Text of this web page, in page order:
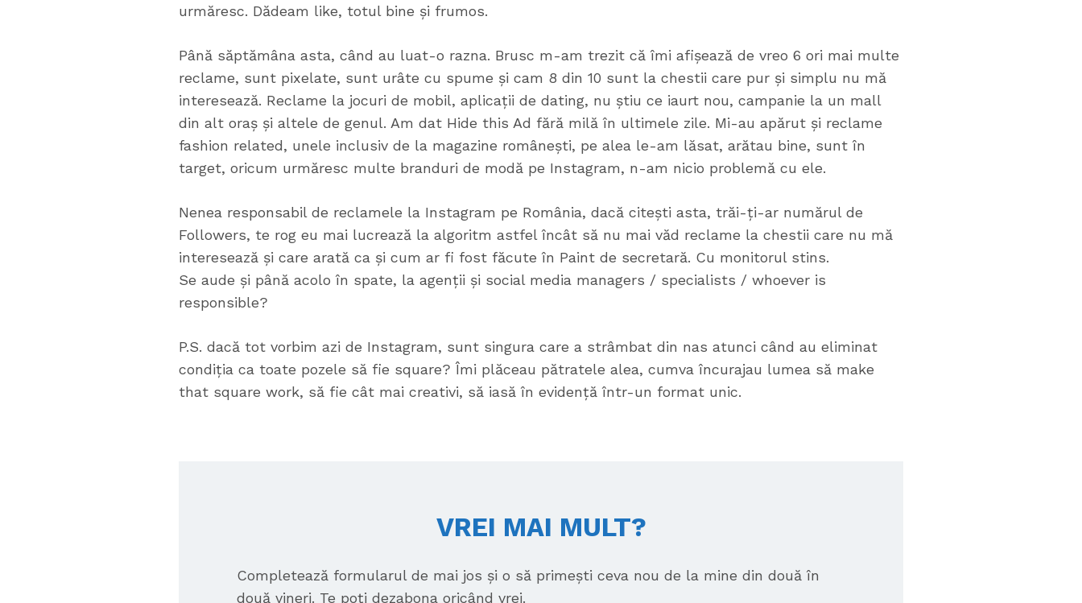
urmăresc. Dădeam like, totul bine și frumos.
Până săptămâna asta, când au luat-o razna. Brusc m-am trezit că îmi afișează de vreo 6 ori mai multe
reclame, sunt pixelate, sunt urâte cu spume și cam 8 din 10 sunt la chestii care pur și simplu nu mă
interesează. Reclame la jocuri de mobil, aplicații de dating, nu știu ce iaurt nou, campanie la un mall
din alt oraș și altele de genul. Am dat Hide this Ad fără milă în ultimele zile. Mi-au apărut și reclame
fashion related, unele inclusiv de la magazine românești, pe alea le-am lăsat, arătau bine, sunt în
target, oricum urmăresc multe branduri de modă pe Instagram, n-am nicio problemă cu ele.
Nenea responsabil de reclamele la Instagram pe România, dacă citești asta, trăi-ți-ar numărul de
Followers, te rog eu mai lucrează la algoritm astfel încât să nu mai văd reclame la chestii care nu mă
interesează și care arată ca și cum ar fi fost făcute în Paint de secretară. Cu monitorul stins.
Se aude și până acolo în spate, la agenții și social media managers / specialists / whoever is
responsible?
P.S. dacă tot vorbim azi de Instagram, sunt singura care a strâmbat din nas atunci când au eliminat
condiția ca toate pozele să fie square? Îmi plăceau pătratele alea, cumva încurajau lumea să make
that square work, să fie cât mai creativi, să iasă în evidență într-un format unic.
VREI MAI MULT?
Completează formularul de mai jos și o să primești ceva nou de la mine din două în
două vineri. Te poți dezabona oricând vrei.